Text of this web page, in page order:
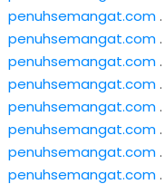
penuhsemangat.com.
penuhsemangat.com.
penuhsemangat.com.
penuhsemangat.com.
penuhsemangat.com.
penuhsemangat.com.
penuhsemangat.com.
penuhsemangat.com.